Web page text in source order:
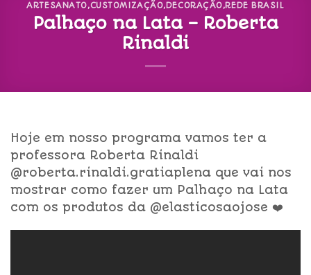
ARTESANATO,CUSTOMIZAÇÃO,DECORAÇÃO,REDE BRASIL
Palhaço na Lata – Roberta
Rinaldi
Hoje em nosso programa vamos ter a
professora Roberta Rinaldi
@roberta.rinaldi.gratiaplena que vai nos
mostrar como fazer um Palhaço na Lata
com os produtos da @elasticosaojose ❤️